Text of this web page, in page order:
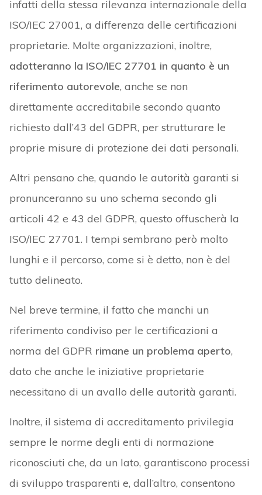
infatti della stessa rilevanza internazionale della
ISO/IEC 27001, a differenza delle certificazioni
proprietarie. Molte organizzazioni, inoltre,
adotteranno la ISO/IEC 27701 in quanto è un
riferimento autorevole, anche se non
direttamente accreditabile secondo quanto
richiesto dall’43 del GDPR, per strutturare le
proprie misure di protezione dei dati personali.
Altri pensano che, quando le autorità garanti si
pronunceranno su uno schema secondo gli
articoli 42 e 43 del GDPR, questo offuscherà la
ISO/IEC 27701. I tempi sembrano però molto
lunghi e il percorso, come si è detto, non è del
tutto delineato.
Nel breve termine, il fatto che manchi un
riferimento condiviso per le certificazioni a
norma del GDPR rimane un problema aperto,
dato che anche le iniziative proprietarie
necessitano di un avallo delle autorità garanti.
Inoltre, il sistema di accreditamento privilegia
sempre le norme degli enti di normazione
riconosciuti che, da un lato, garantiscono processi
di sviluppo trasparenti e, dall’altro, consentono